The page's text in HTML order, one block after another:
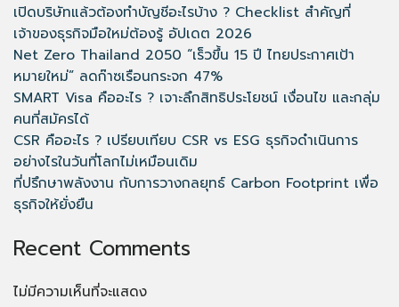
เปิดบริษัทแล้วต้องทำบัญชีอะไรบ้าง ? Checklist สำคัญที่
เจ้าของธุรกิจมือใหม่ต้องรู้ อัปเดต 2026
Net Zero Thailand 2050 “เร็วขึ้น 15 ปี ไทยประกาศเป้า
หมายใหม่” ลดก๊าซเรือนกระจก 47%
SMART Visa คืออะไร ? เจาะลึกสิทธิประโยชน์ เงื่อนไข และกลุ่ม
คนที่สมัครได้
CSR คืออะไร ? เปรียบเทียบ CSR vs ESG ธุรกิจดำเนินการ
อย่างไรในวันที่โลกไม่เหมือนเดิม
ที่ปรึกษาพลังงาน กับการวางกลยุทธ์ Carbon Footprint เพื่อ
ธุรกิจให้ยั่งยืน
Recent Comments
ไม่มีความเห็นที่จะแสดง